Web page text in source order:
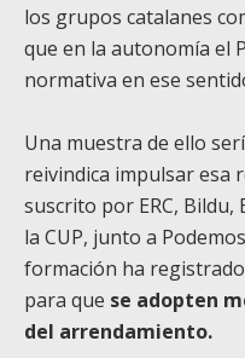
los grupos catalanes
que en la autonomía el
normativa en ese
Una muestra de ello
reivindica impulsar esa
suscrito por ERC, Bildu,
la CUP, junto a
formación ha
para que se adopten
del arrendamiento.